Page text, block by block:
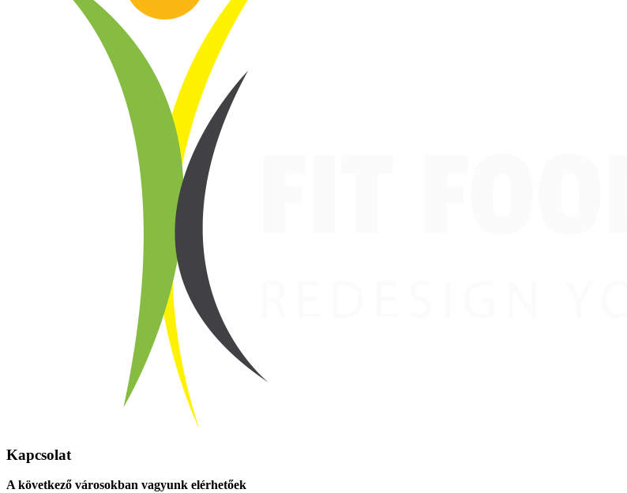
Kapcsolat
A következő városokban vagyunk elérhetőek